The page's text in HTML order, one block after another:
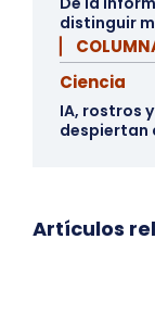
distinguir
▏
Ciencia
IA, rostros
despiertan
Artículos